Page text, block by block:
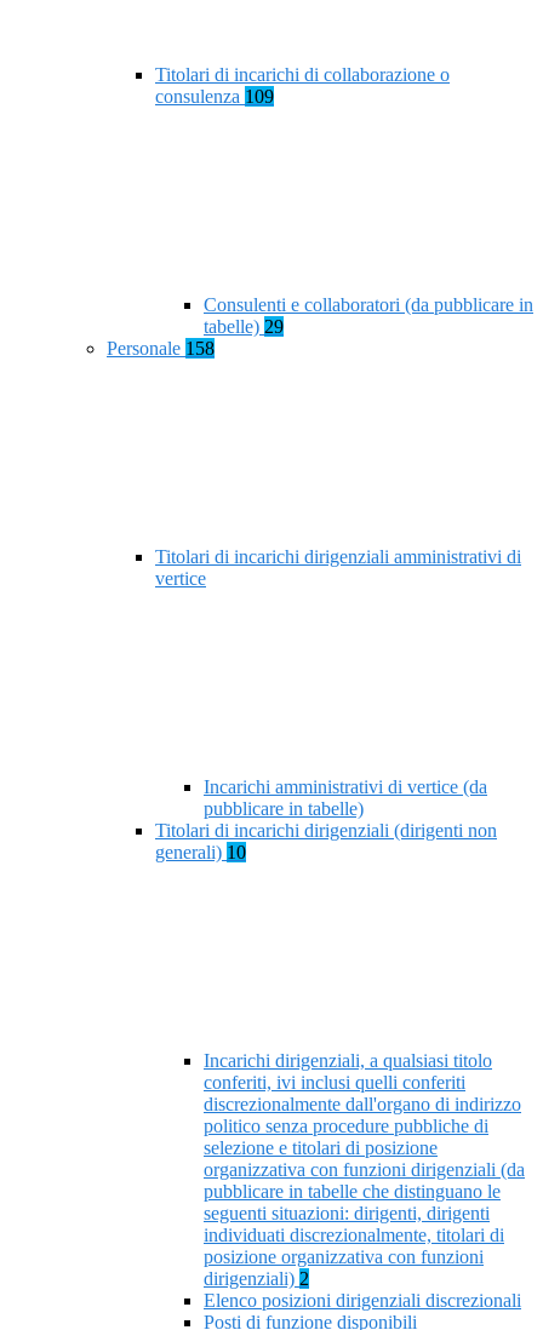
Titolari di incarichi di collaborazione o
consulenza 109
Consulenti e collaboratori (da pubblicare in
tabelle) 29
Personale 158
Titolari di incarichi dirigenziali amministrativi di
vertice
Incarichi amministrativi di vertice (da
pubblicare in tabelle)
Titolari di incarichi dirigenziali (dirigenti non
generali) 10
Incarichi dirigenziali, a qualsiasi titolo
conferiti, ivi inclusi quelli conferiti
discrezionalmente dall'organo di indirizzo
politico senza procedure pubbliche di
selezione e titolari di posizione
organizzativa con funzioni dirigenziali (da
pubblicare in tabelle che distinguano le
seguenti situazioni: dirigenti, dirigenti
individuati discrezionalmente, titolari di
posizione organizzativa con funzioni
dirigenziali) 2
Elenco posizioni dirigenziali discrezionali
Posti di funzione disponibili